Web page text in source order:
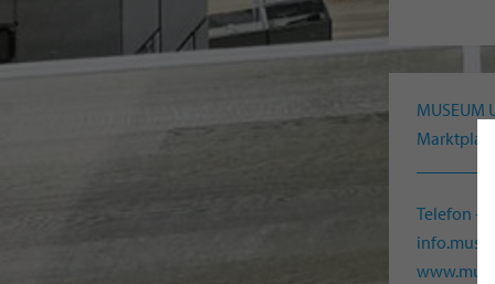
MUSEUM
Marktplatz
Telefon